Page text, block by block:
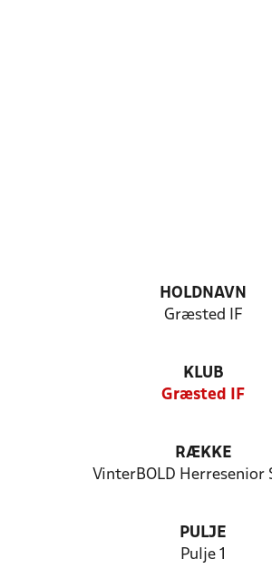
HOLDNAVN
Græsted IF
KLUB
Græsted IF
RÆKKE
VinterBOLD Herresenior
PULJE
Pulje 1